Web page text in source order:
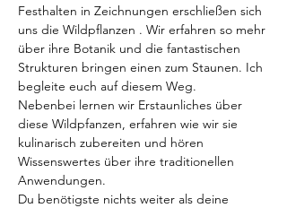
Festhalten in Zeichnungen erschließen sich
uns die Wildpflanzen . Wir erfahren so mehr
über ihre Botanik und die fantastischen
Strukturen bringen einen zum Staunen. Ich
begleite euch auf diesem Weg.
Nebenbei lernen wir Erstaunliches über
diese Wildpfanzen, erfahren wie wir sie
kulinarisch zubereiten und hören
Wissenswertes über ihre traditionellen
Anwendungen.
Du benötigste nichts weiter als deine